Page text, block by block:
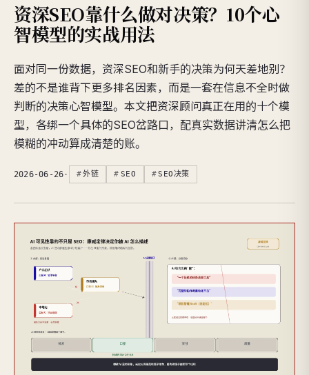
资深SEO靠什么做对决策？10个心
智模型的实战用法
面对同一份数据，资深SEO和新手的决策为何天差地别？
差的不是谁背下更多排名因素，而是一套在信息不全时做
判断的决策心智模型。本文把资深顾问真正在用的十个模
型，各绑一个具体的SEO岔路口，配真实数据讲清怎么把
模糊的冲动算成清楚的账。
2026-06-26 · 外链 SEO SEO决策